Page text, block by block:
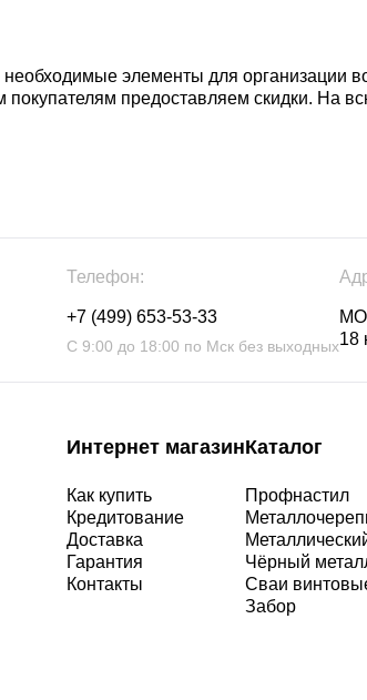
элементы для организации
предоставляем скидки. На
Телефон:
+7 (499) 653-53-33
С 9:00 до 18:00 по Мск без выходных18
Интернет магазин
Как купить
Кредитование
Доставка
Гарантия
Контакты
Каталог
Профнастил
Чёрный
Сваи
Забор